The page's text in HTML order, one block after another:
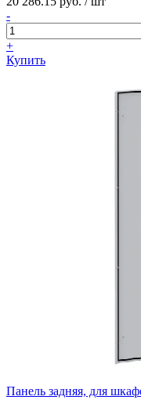
-
+
Купить
Панель задняя, для